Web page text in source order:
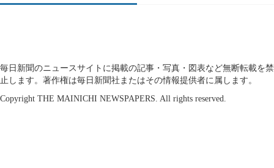
毎日新聞のニュースサイトに掲載の記事・写真・図表など無断転載を禁
止します。著作権は毎日新聞社またはその情報提供者に属します。
Copyright THE MAINICHI NEWSPAPERS. All rights reserved.